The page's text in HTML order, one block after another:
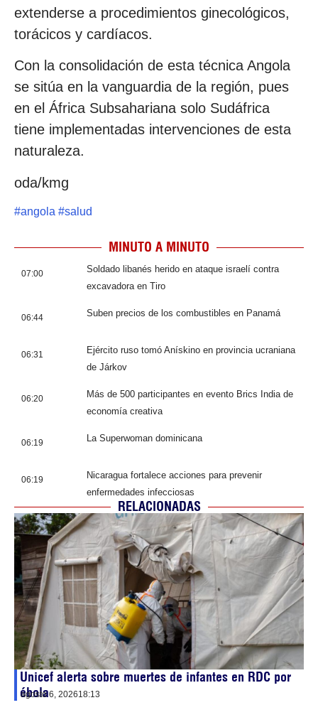
extenderse a procedimientos ginecológicos,
torácicos y cardíacos.
Con la consolidación de esta técnica Angola
se sitúa en la vanguardia de la región, pues
en el África Subsahariana solo Sudáfrica
tiene implementadas intervenciones de esta
naturaleza.
oda/kmg
#angola #salud
MINUTO A MINUTO
07:00
Soldado libanés herido en ataque israelí contra
excavadora en Tiro
06:44 Suben precios de los combustibles en Panamá
06:31
Ejército ruso tomó Anískino en provincia ucraniana
de Járkov
06:20
Más de 500 participantes en evento Brics India de
economía creativa
06:19 La Superwoman dominicana
06:19
Nicaragua fortalece acciones para prevenir
enfermedades infecciosas
RELACIONADAS
Unicef alerta sobre muertes de infantes en RDC por
ébola
agosto 6, 202618:13